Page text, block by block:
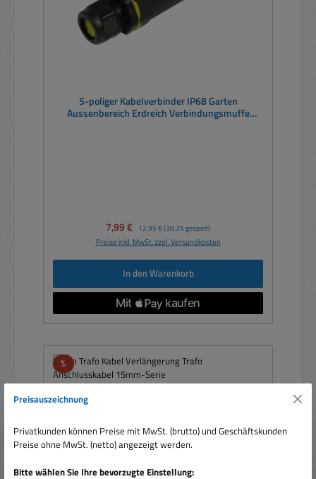
5-poliger Kabelverbinder IP68 Garten
Aussenbereich Erdreich Verbindungsmuffe
Verkaufspreis:
7,99 € Regulärer Preis:
12,95 € (38.3% gespart)
Preise inkl. MwSt. zzgl. Versandkosten
In den Warenkorb
%Rabatt
Preisauszeichnung
Privatkunden können Preise mit MwSt. (brutto) und Geschäftskunden
Preise ohne MwSt. (netto) angezeigt werden.
Bitte wählen Sie Ihre bevorzugte Einstellung: